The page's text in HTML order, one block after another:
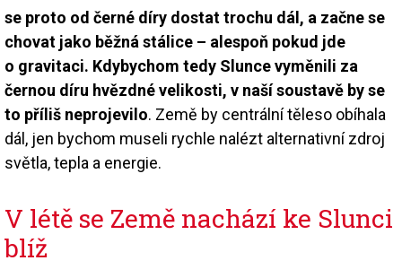
se proto od černé díry dostat trochu dál, a začne se
chovat jako běžná stálice – alespoň pokud jde
o gravitaci. Kdybychom tedy Slunce vyměnili za
černou díru hvězdné velikosti, v naší soustavě by se
to příliš neprojevilo. Země by centrální těleso obíhala
dál, jen bychom museli rychle nalézt alternativní zdroj
světla, tepla a energie.
V létě se Země nachází ke Slunci
blíž